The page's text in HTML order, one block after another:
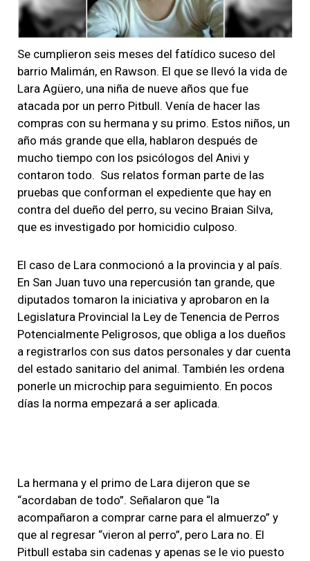
Se cumplieron seis meses del fatídico suceso del
barrio Malimán, en Rawson. El que se llevó la vida de
Lara Agüero, una niña de nueve años que fue
atacada por un perro Pitbull. Venía de hacer las
compras con su hermana y su primo. Estos niños, un
año más grande que ella, hablaron después de
mucho tiempo con los psicólogos del Anivi y
contaron todo. Sus relatos forman parte de las
pruebas que conforman el expediente que hay en
contra del dueño del perro, su vecino Braian Silva,
que es investigado por homicidio culposo.
El caso de Lara conmocionó a la provincia y al país.
En San Juan tuvo una repercusión tan grande, que
diputados tomaron la iniciativa y aprobaron en la
Legislatura Provincial la Ley de Tenencia de Perros
Potencialmente Peligrosos, que obliga a los dueños
a registrarlos con sus datos personales y dar cuenta
del estado sanitario del animal. También les ordena
ponerle un microchip para seguimiento. En pocos
días la norma empezará a ser aplicada.
La hermana y el primo de Lara dijeron que se
“acordaban de todo”. Señalaron que “la
acompañaron a comprar carne para el almuerzo” y
que al regresar “vieron al perro”, pero Lara no. El
Pitbull estaba sin cadenas y apenas se le vio puesto